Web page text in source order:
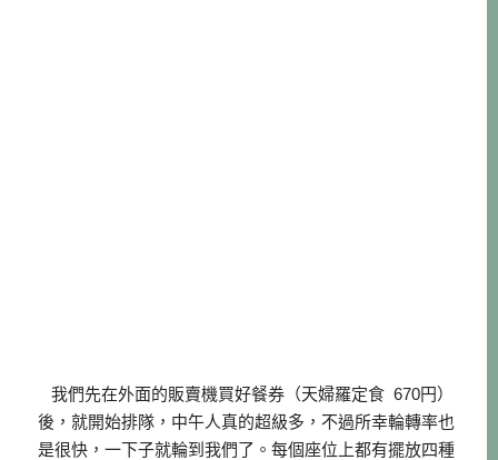
我們先在外面的販賣機買好餐券（天婦羅定食 670円）
後，就開始排隊，中午人真的超級多，不過所幸輪轉率也
是很快，一下子就輪到我們了。每個座位上都有擺放四種